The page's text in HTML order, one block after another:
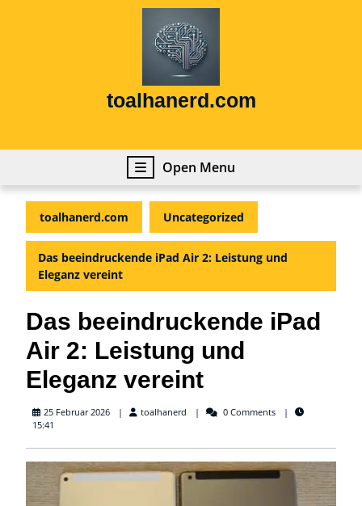
toalhanerd.com
Open Menu
Menu
toalhanerd.com Uncategorized
Das beeindruckende iPad Air 2: Leistung und
Eleganz vereint
Das beeindruckende iPad
Air 2: Leistung und
Eleganz vereint
25 Februar 2026 toalhanerd toalhanerd0 Comments
15:41